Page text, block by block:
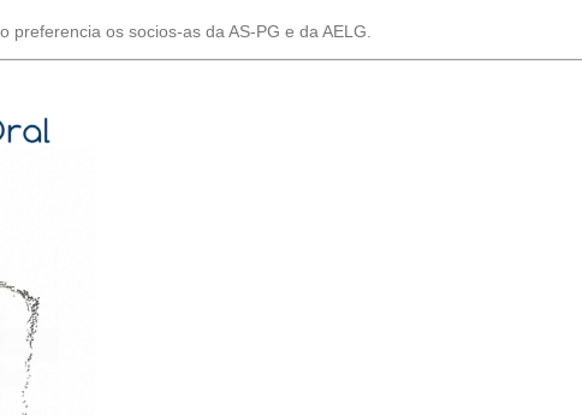
os socios-as da AS-PG e da AELG.